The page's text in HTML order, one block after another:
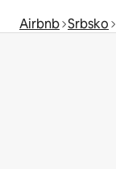
Airbnb Srbsko